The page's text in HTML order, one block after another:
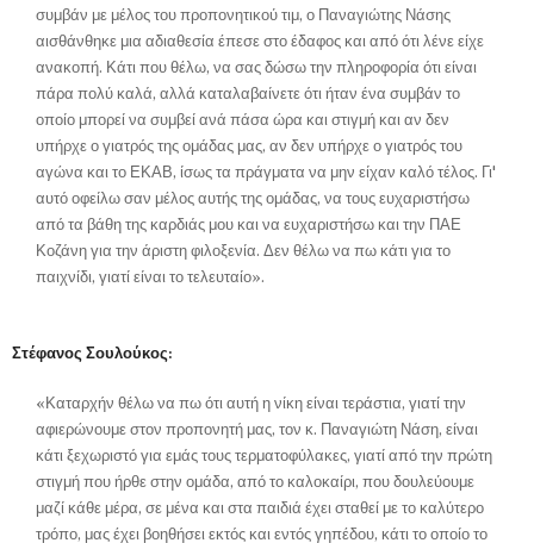
συμβάν με μέλος του προπονητικού τιμ, ο Παναγιώτης Νάσης
αισθάνθηκε μια αδιαθεσία έπεσε στο έδαφος και από ότι λένε είχε
ανακοπή. Κάτι που θέλω, να σας δώσω την πληροφορία ότι είναι
πάρα πολύ καλά, αλλά καταλαβαίνετε ότι ήταν ένα συμβάν το
οποίο μπορεί να συμβεί ανά πάσα ώρα και στιγμή και αν δεν
υπήρχε ο γιατρός της ομάδας μας, αν δεν υπήρχε ο γιατρός του
αγώνα και το ΕΚΑΒ, ίσως τα πράγματα να μην είχαν καλό τέλος. Γι'
αυτό οφείλω σαν μέλος αυτής της ομάδας, να τους ευχαριστήσω
από τα βάθη της καρδιάς μου και να ευχαριστήσω και την ΠΑΕ
Κοζάνη για την άριστη φιλοξενία. Δεν θέλω να πω κάτι για το
παιχνίδι, γιατί είναι το τελευταίο».
Στέφανος Σουλούκος:
«Καταρχήν θέλω να πω ότι αυτή η νίκη είναι τεράστια, γιατί την
αφιερώνουμε στον προπονητή μας, τον κ. Παναγιώτη Νάση, είναι
κάτι ξεχωριστό για εμάς τους τερματοφύλακες, γιατί από την πρώτη
στιγμή που ήρθε στην ομάδα, από το καλοκαίρι, που δουλεύουμε
μαζί κάθε μέρα, σε μένα και στα παιδιά έχει σταθεί με το καλύτερο
τρόπο, μας έχει βοηθήσει εκτός και εντός γηπέδου, κάτι το οποίο το